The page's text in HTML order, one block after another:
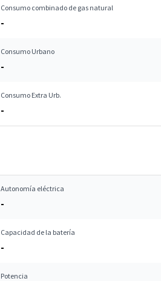
Consumo combinado de gas natural
-
Consumo Urbano
-
Consumo Extra Urb.
-
Autonomía eléctrica
-
Capacidad de la batería
-
Potencia